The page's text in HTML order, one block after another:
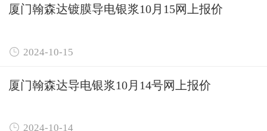
厦门翰森达镀膜导电银浆10月15网上报价
 2024-10-15
厦门翰森达导电银浆10月14号网上报价
 2024-10-14